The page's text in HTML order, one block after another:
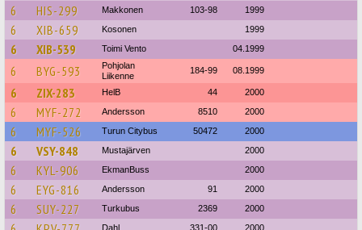
6 HIS-299 Makkonen 103-98 1999
6 XIB-659 Kosonen 1999
6 XIB-539 Toimi Vento 04.1999
6 BYG-593
Pohjolan
Liikenne
184-99 08.1999
6 ZIX-283 HelB 44 2000
6 MYF-272 Andersson 8510 2000
6 MYF-526 Turun Citybus 50472 2000
6 VSY-848 Mustajärven 2000
6 KYL-906 EkmanBuss 2000
6 EYG-816 Andersson 91 2000
6 SUY-227 Turkubus 2369 2000
Dahl 331-00 2000